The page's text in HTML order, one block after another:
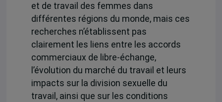
et de travail des femmes dans
différentes régions du monde, mais ces
recherches n’établissent pas
clairement les liens entre les accords
commerciaux de libre-échange,
l’évolution du marché du travail et leurs
impacts sur la division sexuelle du
travail, ainsi que sur les conditions